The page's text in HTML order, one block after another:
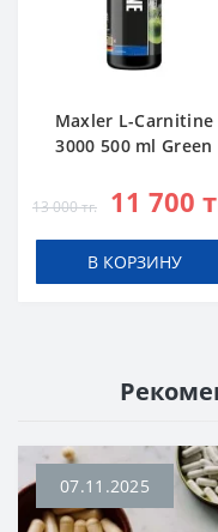
Maxler L-Carnitine
3000 500 ml Green
13 000 тг. 11 700
В КОРЗИНУ
07.11.2025